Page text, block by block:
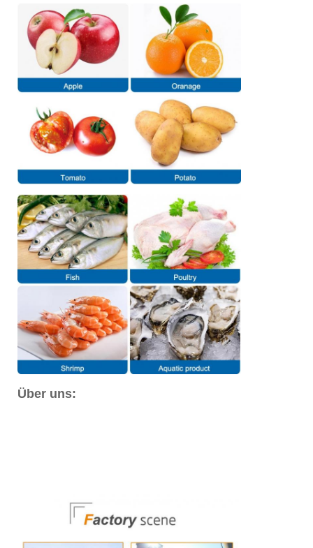
Über uns: